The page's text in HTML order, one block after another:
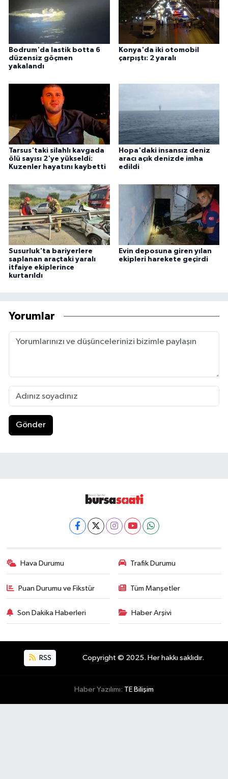
Bodrum'da lastik botta 6
düzensiz göçmen
yakalandı
Konya'da iki otomobil
çarpıştı: 2 yaralı
Tarsus'taki silahlı kavgada
ölü sayısı 2'ye yükseldi:
Kuzenler hayatını kaybetti
Hopa'daki insansız deniz
aracı açık denizde imha
edildi
Susurluk'ta bariyerlere
saplanan araçtaki yaralı
itfaiye ekiplerince
kurtarıldı
Evin deposuna giren yılan
ekipleri harekete geçirdi
Yorumlar
Gönder
Hava Durumu Trafik Durumu
Puan Durumu ve Fikstür Tüm Manşetler
Son Dakika Haberleri Haber Arşivi
RSS Copyright © 2025. Her hakkı saklıdır.
Haber Yazılımı: TE Bilişim